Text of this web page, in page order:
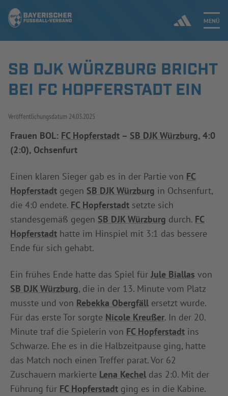
MENÜ
Jetzt einloggen
SPIELBETRIEB & VERBANDSLEBEN
AUSBILDUNG & FÖRDERUNG
DER VERBAND
SB DJK WÜRZBURG BRICHT
BEI FC HOPFERSTADT EIN
Veröffentlichungsdatum 24.03.2025
Frauen BOL: FC Hopferstadt – SB DJK Würzburg, 4:0
(2:0), Ochsenfurt
Einen klaren Sieger gab es in der Partie von FC
Hopferstadt gegen SB DJK Würzburg in Ochsenfurt,
die 4:0 endete. FC Hopferstadt setzte sich
standesgemäß gegen SB DJK Würzburg durch. FC
Hopferstadt hatte im Hinspiel mit 3:1 das bessere
Ende für sich gehabt.
Ein frühes Ende hatte das Spiel für Jule Biallas von
SB DJK Würzburg, die in der 13. Minute vom Platz
musste und von Rebekka Obergfäll ersetzt wurde.
Für das erste Tor sorgte Nicole Kreußer. In der 20.
Minute traf die Spielerin von FC Hopferstadt ins
Schwarze. Ehe es in die Halbzeitpause ging, hatte
das Match noch einen Treffer parat. Vor 62
Zuschauern markierte Lena Kechel das 2:0. Mit der
Führung für FC Hopferstadt ging es in die Kabine.